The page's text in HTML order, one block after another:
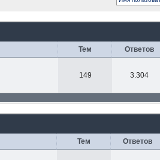
Тем Ответов
149 3.304
Тем Ответов